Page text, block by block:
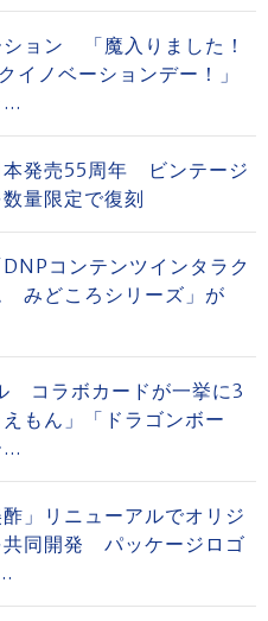
ョン 「魔入りました！
イノベーションデー！」
本発売55周年 ビンテージ
量限定で復刻
コンテンツインタラク
みどころシリーズ」が
コラボカードが一挙に3
もん」「ドラゴンボー
」リニューアルでオリジ
共同開発 パッケージロゴ